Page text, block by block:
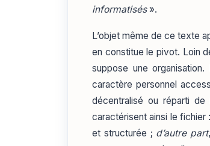
informatisés».
L’objet même de ce texte
en constitue le pivot. Loin
suppose une
caractère personnel
décentralisé ou réparti de
caractérisent ainsi le fichier :
et structurée ; d’autre part